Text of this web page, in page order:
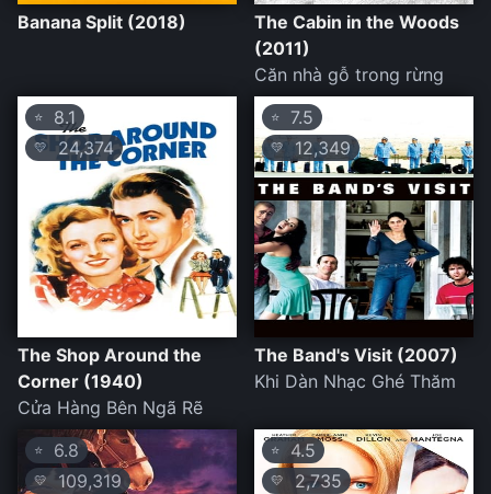
Banana Split (2018)
The Cabin in the Woods
(2011)
Căn nhà gỗ trong rừng
⭐ 8.1
💛 24,374
The Shop Around the
Corner (1940)
Cửa Hàng Bên Ngã Rẽ
⭐ 7.5
💛 12,349
The Band's Visit (2007)
Khi Dàn Nhạc Ghé Thăm
⭐ 6.8
💛 109,319
⭐ 4.5
💛 2,735